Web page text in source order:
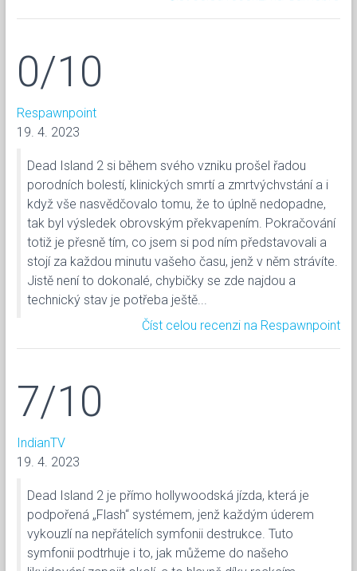
0/10
Respawnpoint
19. 4. 2023
Dead Island 2 si během svého vzniku prošel řadou
porodních bolestí, klinických smrtí a zmrtvýchvstání a i
když vše nasvědčovalo tomu, že to úplně nedopadne,
tak byl výsledek obrovským překvapením. Pokračování
totiž je přesně tím, co jsem si pod ním představovali a
stojí za každou minutu vašeho času, jenž v něm strávíte.
Jistě není to dokonalé, chybičky se zde najdou a
technický stav je potřeba ještě...
Číst celou recenzi na Respawnpoint
7/10
IndianTV
19. 4. 2023
Dead Island 2 je přímo hollywoodská jízda, která je
podpořená „Flash“ systémem, jenž každým úderem
vykouzlí na nepřátelích symfonii destrukce. Tuto
symfonii podtrhuje i to, jak můžeme do našeho